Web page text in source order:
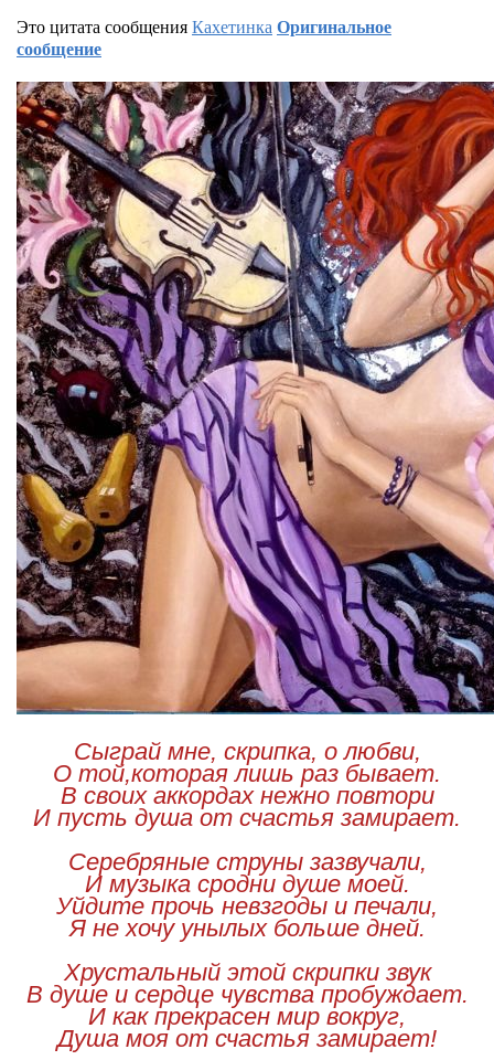
Это цитата сообщенияКахетинкаОригинальное
сообщение
Сыграй мне, скрипка, о любви,
О той,которая лишь раз бывает.
В своих аккордах нежно повтори
И пусть душа от счастья замирает.
Серебряные струны зазвучали,
И музыка сродни душе моей.
Уйдите прочь невзгоды и печали,
Я не хочу унылых больше дней.
Хрустальный этой скрипки звук
В душе и сердце чувства пробуждает.
И как прекрасен мир вокруг,
Душа моя от счастья замирает!